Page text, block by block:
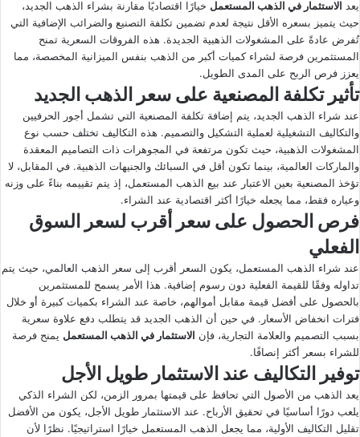
ن
يعد الاستثمار في الذهب المستعمل خيارًا اقتصاديًا مقارنة بشراء الذهب الجديد،
حيث يتميز بسعره الأقل نتيجة لعدم تضمين تكلفة التصنيع والضرائب الإضافية التي
تُفرض عادةً على المشغولات الذهبية الجديدة. هذه الفروقات السعرية تمنح
المستثمرين فرصة لشراء كميات أكبر من الذهب بنفس الميزانية المخصصة، مما
يعزز فرص الربح على المدى الطويل.
تأثير تكلفة المصنعية على سعر الذهب الجديد
عند شراء الذهب الجديد، يتم إضافة تكلفة المصنعية التي تشمل أجور الحرفيين
والتكاليف التشغيلية لعملية التشكيل والتصميم. هذه التكاليف تختلف حسب نوع
المشغولات الذهبية، حيث تكون مرتفعة في المجوهرات ذات التصاميم المعقدة
والماركات العالمية، بينما تكون أقل في السبائك والجنيهات الذهبية. في المقابل، لا
تؤخذ المصنعية بعين الاعتبار عند بيع الذهب المستعمل، إذ يتم تقييمه بناءً على وزنه
وعياره فقط، مما يجعله خيارًا أكثر اقتصادية عند الشراء.
فرص الحصول على سعر أقرب لسعر السوق
الفعلي
عند شراء الذهب المستعمل، يكون السعر أقرب إلى سعر الذهب العالمي، حيث يتم
تداوله وفقًا للقيمة الفعلية دون رسوم إضافية. هذا الأمر يسمح للمستثمرين
بالحصول على أفضل قيمة مقابل أموالهم، خاصة عند الشراء بكميات كبيرة أو خلال
فترات انخفاض الأسعار. في حين أن الذهب الجديد قد يتطلب دفع علاوة سعرية
بسبب التصميم والعلامة التجارية، فإن الاستثمار في الذهب المستعمل يمنح فرصة
للشراء بسعر أكثر إنصافًا.
توفير التكاليف عند الاستثمار طويل الأجل
يعد الذهب من الأصول التي تحافظ على قيمتها بمرور الزمن، لكن الشراء الذكي
يلعب دورًا أساسيًا في تحقيق الأرباح. عند الاستثمار طويل الأجل، يكون من الأفضل
تقليل التكاليف الأولية، مما يجعل الذهب المستعمل خيارًا استراتيجيًا. نظرًا لأن